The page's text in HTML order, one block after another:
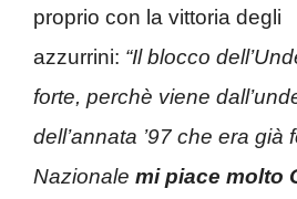
proprio con la vittoria degli
azzurrini: “Il blocco
forte, perchè viene
dell’annata ’97 che era già
Nazionale mi piace molto